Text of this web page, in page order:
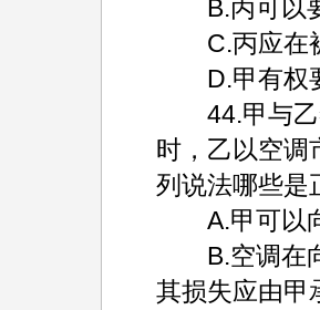
B.丙可以要
C.丙应在被
D.甲有权要
44.甲与乙
时，乙以空调
列说法哪些是
A.甲可以向
B.空调在向
其损失应由甲